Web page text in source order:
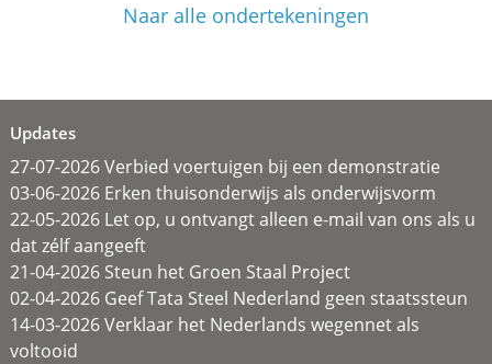
Naar alle ondertekeningen
Updates
27-07-2026 Verbied voertuigen bij een demonstratie
03-06-2026 Erken thuisonderwijs als onderwijsvorm
22-05-2026 Let op, u ontvangt alleen e-mail van ons als u
dat zélf aangeeft
21-04-2026 Steun het Groen Staal Project
02-04-2026 Geef Tata Steel Nederland geen staatssteun
14-03-2026 Verklaar het Nederlands wegennet als
voltooid